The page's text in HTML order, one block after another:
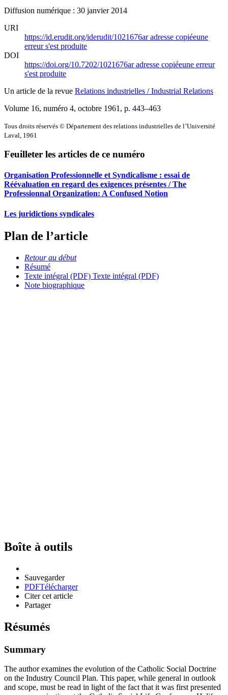
Diffusion numérique : 30 janvier 2014
URI
https://id.erudit.org/iderudit/1021676aradresse copiéeune
erreur s'est produite
DOI
https://doi.org/10.7202/1021676aradresse copiéeune erreur
s'est produite
Un article de la revue Relations industrielles / Industrial Relations
Volume 16, numéro 4, octobre 1961 , p. 443–463
Tous droits réservés © Département des relations industrielles de l’Université
Laval, 1961
Feuilleter les articles de ce numéro
Organisation Professionnelle et Syndicalisme : essai de
Réévaluation en regard des exigences présentes / The
Professionnal Organization: A Confused Notion
Les juridictions syndicales
Plan de l’article
Retour au début
Résumé
Texte intégral (PDF) Texte intégral (PDF)
Note biographique
Boîte à outils
Sauvegarder
PDFTélécharger
Citer cet article
Partager
Résumés
Summary
The author examines the evolution of the Catholic Social Doctrine
on the Industry Council Plan. This paper, while general in outlook
and scope, must be read in light of the fact that it was first presented